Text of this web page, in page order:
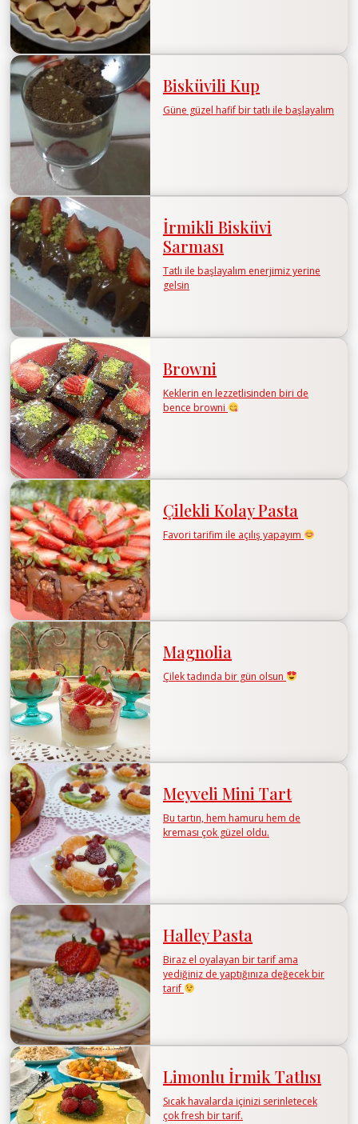
Bisküvili Kup
Güne güzel hafif bir tatlı ile başlayalım
İrmikli Bisküvi
Sarması
Tatlı ile başlayalım enerjimiz yerine
gelsin
Browni
Keklerin en lezzetlisinden biri de
bence browni
Çilekli Kolay Pasta
Favori tarifim ile açılış yapayım
Magnolia
Çilek tadında bir gün olsun
Meyveli Mini Tart
Bu tartın, hem hamuru hem de
kreması çok güzel oldu.
Halley Pasta
Biraz el oyalayan bir tarif ama
yediğiniz de yaptığınıza değecek bir
tarif
Limonlu İrmik Tatlısı
Sıcak havalarda içinizi serinletecek
çok fresh bir tarif.